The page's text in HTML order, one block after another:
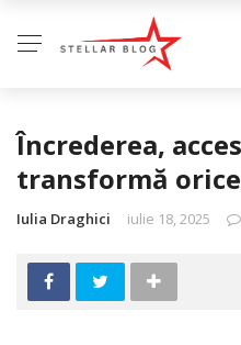
Încrederea,
transformă
Iulia Draghici iulie 18, 2025